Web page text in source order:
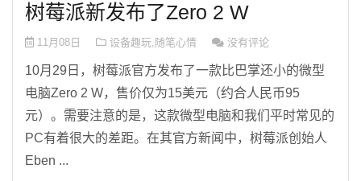
树莓派新发布了Zero 2 W
11月08日 设备趣玩, 随笔心情 没有评论
10月29日，树莓派官方发布了一款比巴掌还小的微型
电脑Zero 2 W，售价仅为15美元（约合人民币95
元）。需要注意的是，这款微型电脑和我们平时常见的
PC有着很大的差距。在其官方新闻中，树莓派创始人
Eben ...